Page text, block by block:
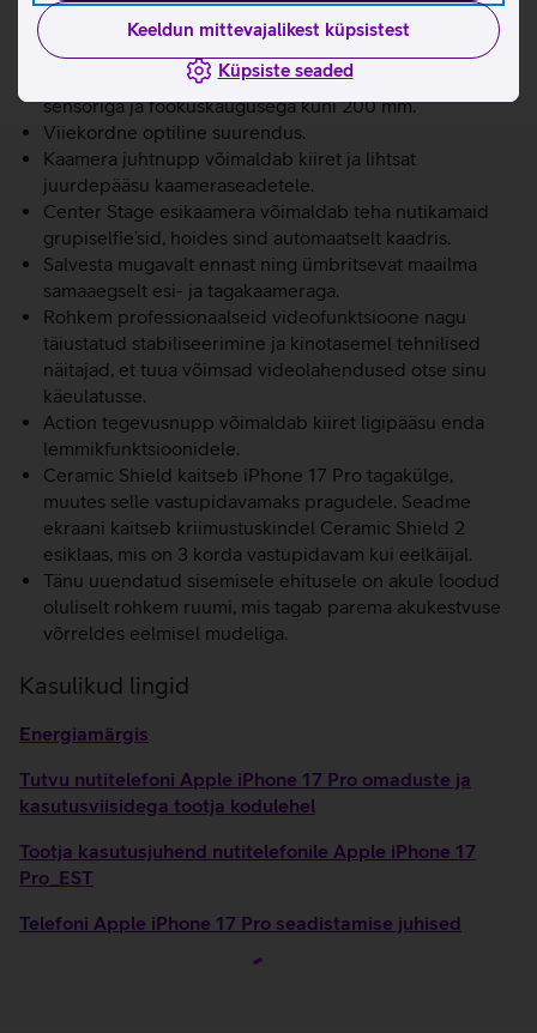
Keeldun mittevajalikest küpsistest
Küpsiste seaded
värskendussagedust ja on eredusega kuni 3000 nitti.
Võimas A19 Pro kiip koos vesijahutusega.
Võimas 48 Mpix Fusion profikaamerasüsteem suurema
sensoriga ja fookuskaugusega kuni 200 mm.
Viiekordne optiline suurendus.
Kaamera juhtnupp võimaldab kiiret ja lihtsat
juurdepääsu kaameraseadetele.
Center Stage esikaamera võimaldab teha nutikamaid
grupiselfie’sid, hoides sind automaatselt kaadris.
Salvesta mugavalt ennast ning ümbritsevat maailma
samaaegselt esi- ja tagakaameraga.
Rohkem professionaalseid videofunktsioone nagu
täiustatud stabiliseerimine ja kinotasemel tehnilised
näitajad, et tuua võimsad videolahendused otse sinu
käeulatusse.
Action tegevusnupp võimaldab kiiret ligipääsu enda
lemmikfunktsioonidele.
Ceramic Shield kaitseb iPhone 17 Pro tagakülge,
muutes selle vastupidavamaks pragudele. Seadme
ekraani kaitseb kriimustuskindel Ceramic Shield 2
esiklaas, mis on 3 korda vastupidavam kui eelkäijal.
Tänu uuendatud sisemisele ehitusele on akule loodud
oluliselt rohkem ruumi, mis tagab parema akukestvuse
võrreldes eelmisel mudeliga.
Kasulikud lingid
Energiamärgis
Tutvu nutitelefoni Apple iPhone 17 Pro omaduste ja
kasutusviisidega tootja kodulehel
Tootja kasutusjuhend nutitelefonile Apple iPhone 17
Pro_EST
Telefoni Apple iPhone 17 Pro seadistamise juhised